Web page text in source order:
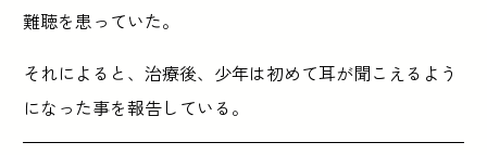
難聴を患っていた。
それによると、治療後、少年は初めて耳が聞こえるよう
になった事を報告している。